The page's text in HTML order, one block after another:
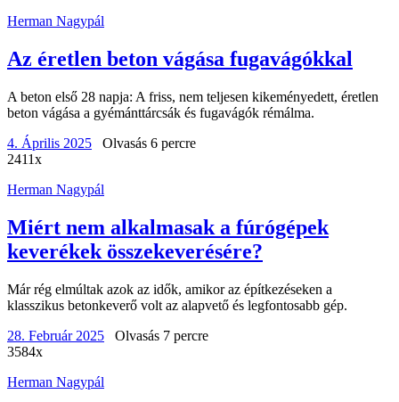
Herman Nagypál
Az éretlen beton vágása fugavágókkal
A beton első 28 napja: A friss, nem teljesen kikeményedett, éretlen
beton vágása a gyémánttárcsák és fugavágók rémálma.
4. Április 2025
Olvasás 6 percre
2411x
Herman Nagypál
Miért nem alkalmasak a fúrógépek
keverékek összekeverésére?
Már rég elmúltak azok az idők, amikor az építkezéseken a
klasszikus betonkeverő volt az alapvető és legfontosabb gép.
28. Február 2025
Olvasás 7 percre
3584x
Herman Nagypál